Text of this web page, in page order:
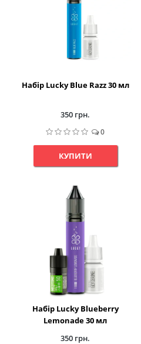
Набір Lucky Blue Razz 30 мл
350 грн.
0
КУПИТИ
Набір Lucky Blueberry
Lemonade 30 мл
350 грн.